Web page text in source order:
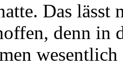
Das
denn in